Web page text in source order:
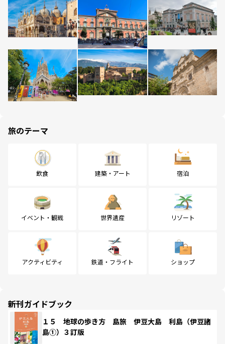
旅のテーマ
飲食 建築・アート 宿泊
イベント・観戦 世界遺産 リゾート
アクティビティ 鉄道・フライト ショップ
新刊ガイドブック
１５ 地球の歩き方 島旅 伊豆大島 利島（伊豆諸
島①）３訂版